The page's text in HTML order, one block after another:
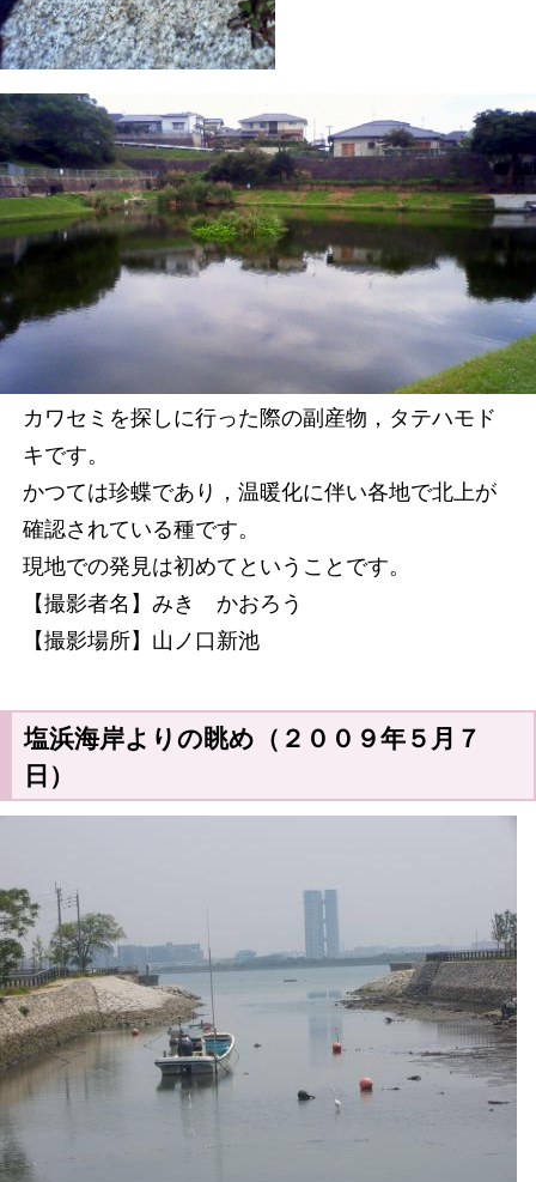
カワセミを探しに行った際の副産物，タテハモド
キです。
かつては珍蝶であり，温暖化に伴い各地で北上が
確認されている種です。
現地での発見は初めてということです。
【撮影者名】みき かおろう
【撮影場所】山ノ口新池
塩浜海岸よりの眺め（２００９年５月７
日）